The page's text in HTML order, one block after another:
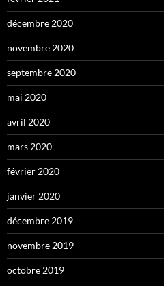
décembre 2020
novembre 2020
septembre 2020
mai 2020
avril 2020
mars 2020
février 2020
janvier 2020
décembre 2019
novembre 2019
octobre 2019